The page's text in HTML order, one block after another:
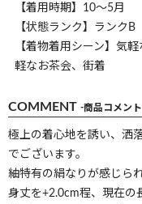
【着用時期】10～5月
【状態ランク】ランクB
【着物着用シーン】気
軽なお茶会、街着
COMMENT -商品コメン
極上の着心地を誘い、洒
でございます。
紬特有の絹なりが感じら
身丈を+2.0cm程、現在の